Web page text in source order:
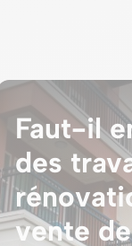
Faut-il
des
vente